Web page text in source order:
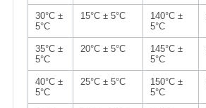
30°C ±
5°C
15°C ± 5°C
140°C ±
5°C
35°C ±
5°C
20°C ± 5°C
145°C ±
5°C
40°C ±
5°C
25°C ± 5°C
150°C ±
5°C